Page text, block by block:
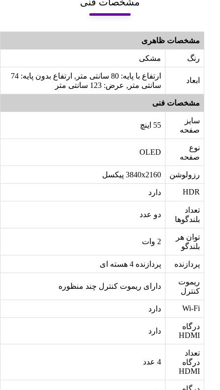
مشخصات ظاهری
رنگ مشکی
ابعاد
ارتفاع با پایه: 80 سانتی متر, ارتفاع بدون پایه: 74
سانتی متر, عرض: 123 سانتی متر
مشخصات فنی
سایز
صفحه
نوع
صفحه
OLED
رزولوشن 3840x2160 پیکسل
HDR دارد
تعداد
بلندگوها
دو عدد
توان هر
بلندگو
پردازنده پردازنده 4 هسته ای
ریموت
کنترل
دارای ریموت کنترل چند منظوره
Wi-Fi دارد
درگاه
HDMI
دارد
تعداد
درگاه
HDMI